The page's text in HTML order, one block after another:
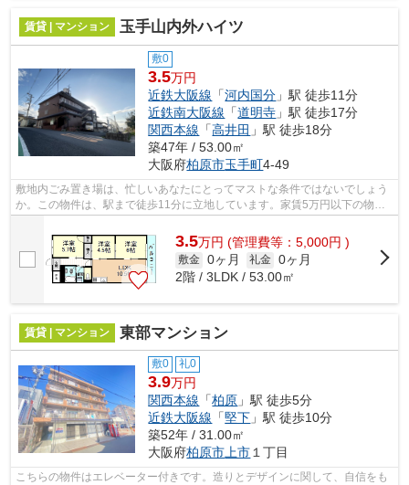
賃貸 | マンション 玉手山内外ハイツ
敷0
3.5万円
近鉄大阪線 「河内国分 」駅 徒歩11分
近鉄南大阪線 「道明寺 」駅 徒歩17分
関西本線 「高井田 」駅 徒歩18分
築47年 / 53.00㎡
大阪府柏原市玉手町4-49
敷地内ごみ置き場は、忙しいあなたにとってマストな条件ではないでしょう
か。この物件は、駅まで徒歩11分に立地しています。家賃5万円以下の物件
です。「玉手山内外ハイツ」のここがイ...
3.5万円 (管理費等：5,000円 )
敷金 0ヶ月 礼金 0ヶ月
2階 / 3LDK / 53.00㎡
賃貸 | マンション 東部マンション
敷0 礼0
3.9万円
関西本線 「柏原 」駅 徒歩5分
近鉄大阪線 「堅下 」駅 徒歩10分
築52年 / 31.00㎡
大阪府柏原市上市１丁目
こちらの物件はエレベーター付きです。造りとデザインに関して、自信をも